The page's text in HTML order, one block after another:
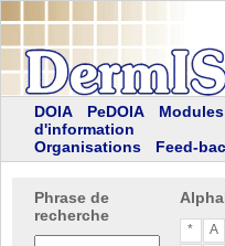
DOIA PeDOIA
Modules
d'information
Organisations
Feed-
Phrase de
recherche
* A